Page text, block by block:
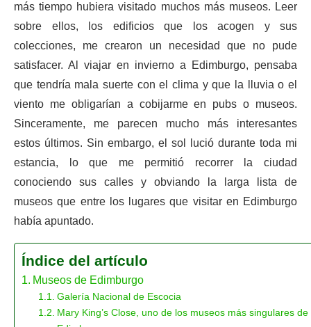
más tiempo hubiera visitado muchos más museos. Leer
sobre ellos, los edificios que los acogen y sus
colecciones, me crearon un necesidad que no pude
satisfacer. Al viajar en invierno a Edimburgo, pensaba
que tendría mala suerte con el clima y que la lluvia o el
viento me obligarían a cobijarme en pubs o museos.
Sinceramente, me parecen mucho más interesantes
estos últimos. Sin embargo, el sol lució durante toda mi
estancia, lo que me permitió recorrer la ciudad
conociendo sus calles y obviando la larga lista de
museos que entre los lugares que visitar en Edimburgo
había apuntado.
Índice del artículo
Museos de Edimburgo
Galería Nacional de Escocia
Mary King’s Close, uno de los museos más singulares de